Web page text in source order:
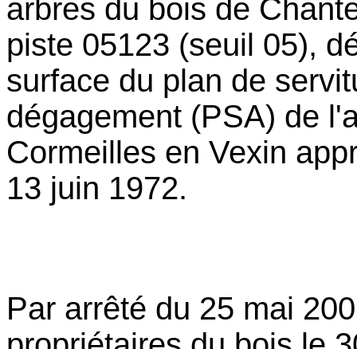
arbres du bois de
piste 05123 (seuil 05),
surface du plan de
dégagement (PSA) de
Cormeilles en Vexin
13 juin 1972.
Par arrêté du 25 mai